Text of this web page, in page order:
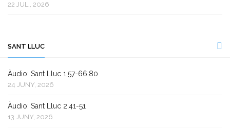
22 JUL., 2026
SANT LLUC
Àudio: Sant Lluc 1,57-66.80
24 JUNY, 2026
Àudio: Sant Lluc 2,41-51
13 JUNY, 2026